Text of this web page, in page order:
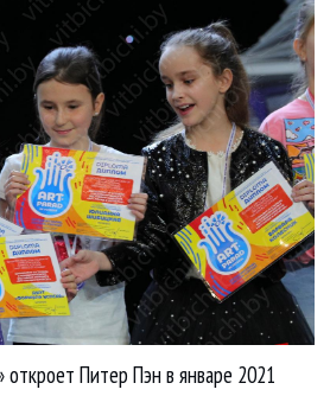
откроет Питер Пэн в январе 2021